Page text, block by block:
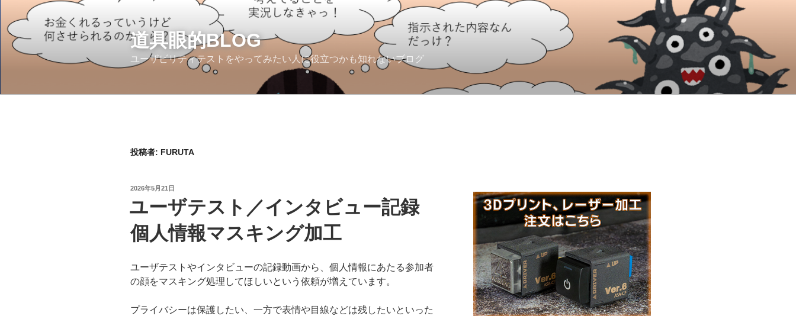
テ
道具眼的BLOG
ユーザビリティテストをやってみたい人に役立つかも知れないブログ
投稿者: FURUTA
投
2026年5月21日
ユーザテスト／インタビュー記録
個人情報マスキング加工
ユーザテストやインタビューの記録動画から、個人情報にあたる参加者
の顔をマスキング処理してほしいという依頼が増えています。
プライバシーは保護したい、一方で表情や目線などは残したいといった